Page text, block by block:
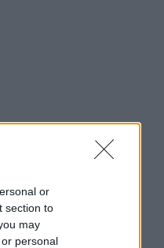
or
section to
may
personal